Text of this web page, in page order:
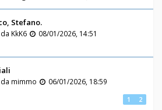
Stefano.
KkK6
08/01/2026, 14:51
mimmo
06/01/2026, 18:59
1 2